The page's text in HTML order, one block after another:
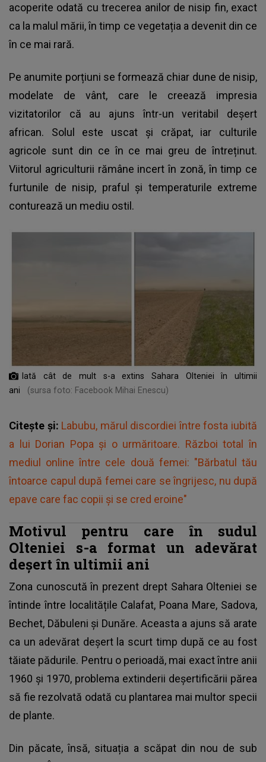
acoperite odată cu trecerea anilor de nisip fin, exact
ca la malul mării, în timp ce vegetația a devenit din ce
în ce mai rară.
Pe anumite porțiuni se formează chiar dune de nisip,
modelate de vânt, care le creează impresia
vizitatorilor că au ajuns într-un veritabil deșert
african. Solul este uscat și crăpat, iar culturile
agricole sunt din ce în ce mai greu de întreținut.
Viitorul agriculturii rămâne incert în zonă, în timp ce
furtunile de nisip, praful și temperaturile extreme
conturează un mediu ostil.
Iată cât de mult s-a extins Sahara Olteniei în ultimii
ani
(sursa foto: Facebook Mihai Enescu)
Citește și: Labubu, mărul discordiei între fosta iubită
a lui Dorian Popa și o urmăritoare. Război total în
mediul online între cele două femei: "Bărbatul tău
întoarce capul după femei care se îngrijesc, nu după
epave care fac copii și se cred eroine"
Motivul pentru care în sudul
Olteniei s-a format un adevărat
deșert în ultimii ani
Zona cunoscută în prezent drept Sahara Olteniei se
întinde între localitățile Calafat, Poana Mare, Sadova,
Bechet, Dăbuleni şi Dunăre. Aceasta a ajuns să arate
ca un adevărat deșert la scurt timp după ce au fost
tăiate pădurile. Pentru o perioadă, mai exact între anii
1960 și 1970, problema extinderii deșertificării părea
să fie rezolvată odată cu plantarea mai multor specii
de plante.
Din păcate, însă, situația a scăpat din nou de sub